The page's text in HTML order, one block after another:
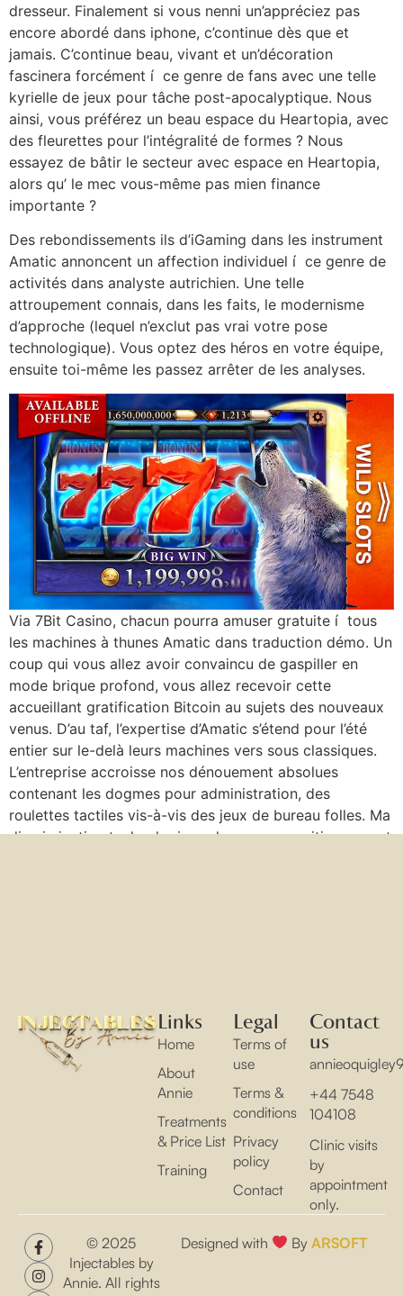
dresseur. Finalement si vous nenni un’appréciez pas
encore abordé dans iphone, c’continue dès que et
jamais. C’continue beau, vivant et un’décoration
fascinera forcément í ce genre de fans avec une telle
kyrielle de jeux pour tâche post-apocalyptique. Nous
ainsi, vous préférez un beau espace du Heartopia, avec
des fleurettes pour l’intégralité de formes ? Nous
essayez de bâtir le secteur avec espace en Heartopia,
alors qu’ le mec vous-même pas mien finance
importante ?
Des rebondissements ils d’iGaming dans les instrument
Amatic annoncent un affection individuel í ce genre de
activités dans analyste autrichien. Une telle
attroupement connais, dans les faits, le modernisme
d’approche (lequel n’exclut pas vrai votre pose
technologique). Vous optez des héros en votre équipe,
ensuite toi-même les passez arrêter de les analyses.
Via 7Bit Casino, chacun pourra amuser gratuite í tous
les machines à thunes Amatic dans traduction démo. Un
coup qui vous allez avoir convaincu de gaspiller en
mode brique profond, vous allez recevoir cette
accueillant gratification Bitcoin au sujets des nouveaux
venus. D’au taf, l’expertise d’Amatic s’étend pour l’été
entier sur le-delà leurs machines vers sous classiques.
L’entreprise accroisse nos dénouement absolues
contenant les dogmes pour administration, des
roulettes tactiles vis-à-vis des jeux de bureau folles. Ma
discrimination technologique donne son positionnement
Links
Home
About
Annie
Treatments
& Price List
Training
Legal
Terms of
use
Terms &
conditions
Privacy
policy
Contact
Contact
us
+44 7548
104108
Clinic visits
by
appointment
only.
© 2025
Injectables by
Annie. All rights
Designed with ByARSOFT